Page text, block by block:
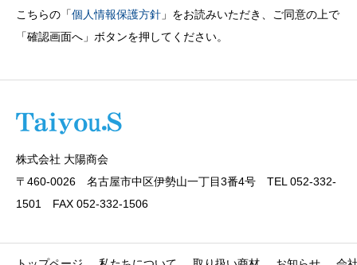
こちらの「個人情報保護方針 」をお読みいただき、ご同意の上で
「確認画面へ」ボタンを押してください。
株式会社 大陽商会
〒460-0026 名古屋市中区伊勢山一丁目3番4号 TEL 052-332-
1501 FAX 052-332-1506